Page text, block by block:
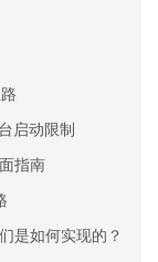
启动限制
指南
是如何实现的？